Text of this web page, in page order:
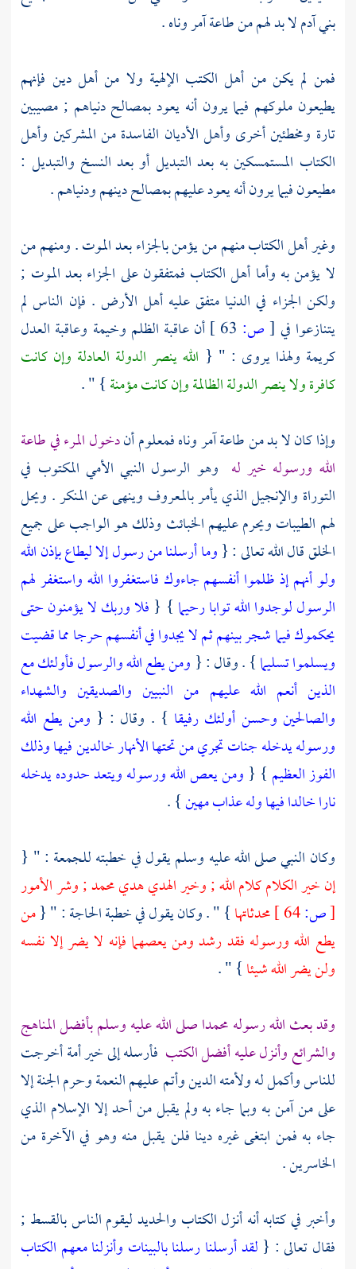
بنيآدملا بد لهم من طاعة آمر وناه .
فمن لم يكن من أهل الكتب الإلهية ولا من أهل دين فإنهم
يطيعون ملوكهم فيما يرون أنه يعود بمصالح دنياهم ; مصيبين
تارة ومخطئين أخرى وأهل الأديان الفاسدة منالمشركين وأهل
الكتاب المستمسكين به بعد التبديل أو بعد النسخ والتبديل :
مطيعون فيما يرون أنه يعود عليهم بمصالح دينهم ودنياهم .
وغيرأهل الكتابمنهم من يؤمن بالجزاء بعد الموت . ومنهم من
لا يؤمن به وأما أهل الكتاب فمتفقون على الجزاء بعد الموت ;
ولكن الجزاء في الدنيا متفق عليه أهل الأرض . فإن الناس لم
يتنازعوا في [ص:
أن عاقبة الظلم وخيمة وعاقبة العدل
كريمة ولهذا يروى : " { الله ينصر الدولة العادلة وإن كانت
كافرة ولا ينصر الدولة الظالمة وإن كانت مؤمنة} " .
وإذا كان لا بد من طاعة آمر وناه فمعلوم أندخول المرء في طاعة
الله ورسوله خير له وهو الرسول النبي الأمي المكتوب في
التوراة والإنجيل الذي يأمر بالمعروف وينهى عن المنكر . ويحل
لهم الطيبات ويحرم عليهم الخبائث وذلك هو الواجب على جميع
الخلق قال الله تعالى : {وما أرسلنا من رسول إلا ليطاع بإذن الله
ولو أنهم إذ ظلموا أنفسهم جاءوك فاستغفروا الله واستغفر لهم
الرسول لوجدوا الله توابا رحيما } { فلا وربك لا يؤمنون حتى
يحكموك فيما شجر بينهم ثم لا يجدوا في أنفسهم حرجا مما قضيت
ويسلموا تسليما} . وقال : { ومن يطع الله والرسول فأولئك مع
الذين أنعم الله عليهم من النبيين والصديقين والشهداء
والصالحين وحسن أولئك رفيقا } . وقال : { ومن يطع الله
ورسوله يدخله جنات تجري من تحتها الأنهار خالدين فيها وذلك
الفوز العظيم } { ومن يعص الله ورسوله ويتعد حدوده يدخله
نارا خالدا فيها وله عذاب مهين} .
وكان النبي صلى الله عليه وسلم يقول في خطبته للجمعة : " {
إن خير الكلام كلام الله ; وخير الهدي هديمحمد; وشر الأمور
[ص: محدثاتها} " . وكان يقول في خطبة الحاجة : " {من
يطع الله ورسوله فقد رشد ومن يعصهما فإنه لا يضر إلا نفسه
ولن يضر الله شيئا} " .
وقد بعث الله رسولهمحمداصلى الله عليه وسلم بأفضل المناهج
والشرائع وأنزل عليه أفضل الكتب فأرسله إلى خير أمة أخرجت
للناس وأكمل له ولأمته الدين وأتم عليهم النعمة وحرم الجنة إلا
على من آمن به وبما جاء به ولم يقبل من أحد إلا الإسلام الذي
جاء به فمن ابتغى غيره دينا فلن يقبل منه وهو في الآخرة من
الخاسرين .
وأخبر في كتابه أنه أنزل الكتاب والحديد ليقوم الناس بالقسط ;
فقال تعالى : { لقد أرسلنا رسلنا بالبينات وأنزلنا معهم الكتاب